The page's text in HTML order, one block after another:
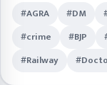
#AGRA #DM
#crime
#BJP
#Railway